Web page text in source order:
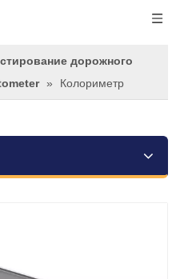
дорожного
» Колориметр